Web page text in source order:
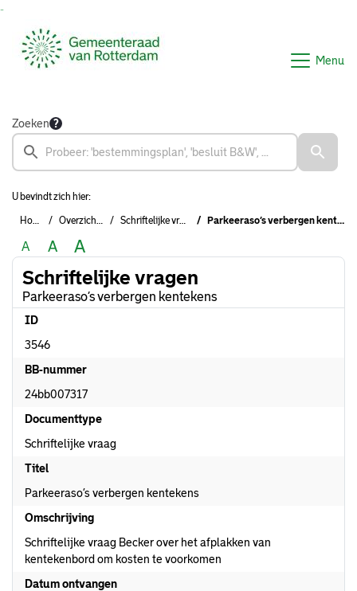
Menu
Zoeken
U bevindt zich hier:
Home Overzichten Schriftelijke vragen Parkeeraso’s verbergen kentekens
A A A
Schriftelijke vragen
Parkeeraso’s verbergen kentekens
ID
3546
BB-nummer
24bb007317
Documenttype
Schriftelijke vraag
Titel
Parkeeraso’s verbergen kentekens
Omschrijving
Schriftelijke vraag Becker over het afplakken van
kentekenbord om kosten te voorkomen
Datum ontvangen